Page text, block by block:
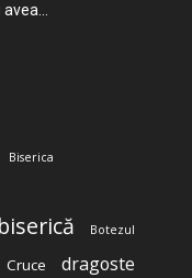
Biserica
biserică Botezul
Cruce dragoste